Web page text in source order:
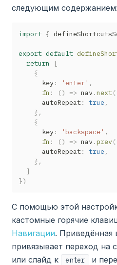
следующим содержанием:
import {
export default
return
[
{
      key
: 'enter' ,
fn : () => nav .next(
      autoRepeat
: true,
} ,
{
      key
: 'backspace' ,
fn : () => nav .prev (
      autoRepeat
: true,
} ,
]
})
С помощью этой
кастомные горячие
Навигации. Приведённая
привязывает переход
или слайд к
enter и